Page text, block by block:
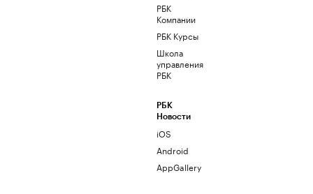
РБК
Компании
РБК Курсы
Школа
управления
РБК
РБК
Новости
iOS
Android
AppGallery